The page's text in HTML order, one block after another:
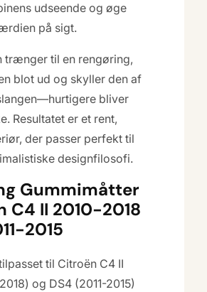
udseende og øge
på sigt.
trænger til en rengøring,
blot ud og skyller den af
bliver
Resultatet er et rent,
der passer perfekt til
designfilosofi.
Gummimåtter
C4 II 2010-2018
2015
til Citroën C4 II
og DS4 (2011-2015)